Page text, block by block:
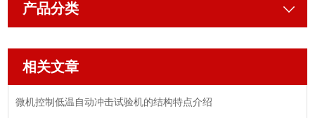
产品分类
相关文章
微机控制低温自动冲击试验机的结构特点介绍